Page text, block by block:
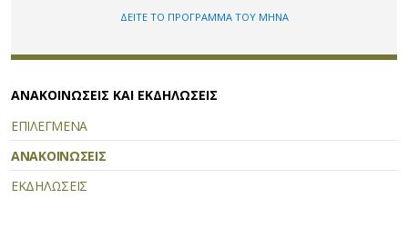
ΔΕΙΤΕ ΤΟ ΠΡΟΓΡΑΜΜΑ ΤΟΥ ΜΗΝΑ
ΑΝΑΚΟΙΝΩΣΕΙΣ ΚΑΙ ΕΚΔΗΛΩΣΕΙΣ
ΕΠΙΛΕΓΜΕΝΑ
ΑΝΑΚΟΙΝΩΣΕΙΣ
ΕΚΔΗΛΩΣΕΙΣ